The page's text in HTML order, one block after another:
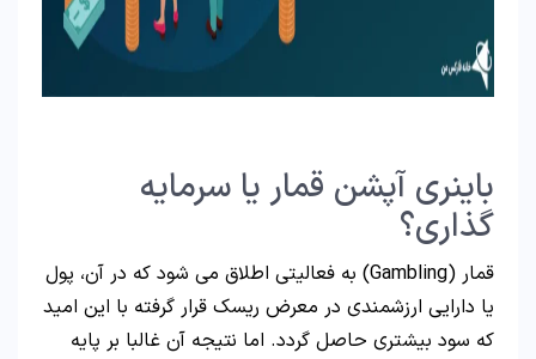
باینری آپشن قمار یا سرمایه
گذاری؟
قمار (Gambling) به فعالیتی اطلاق می شود که در آن، پول
یا دارایی ارزشمندی در معرض ریسک قرار گرفته با این امید
که سود بیشتری حاصل گردد. اما نتیجه آن غالبا بر پایه